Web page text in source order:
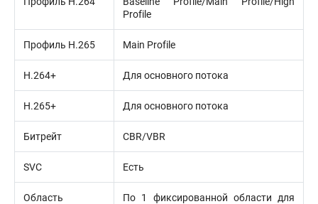
Profile
Профиль H.265 Main Profile
H.264+ Для основного потока
H.265+ Для основного потока
Битрейт CBR/VBR
SVC Есть
Область
По 1 фиксированной области для